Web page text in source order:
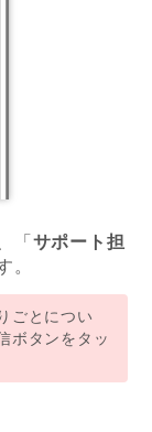
「サポート担
。
ごとについ
ボタンをタッ